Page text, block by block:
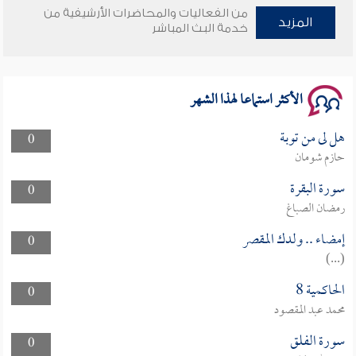
وأمنهم من خوف 9
المزيد
من الفعاليات والمحاضرات الأرشيفية من
خدمة البث المباشر
الأكثر استماعا لهذا الشهر
0 هل لى من توبة
حازم شومان
0
سورة البقرة
رمضان الصباغ
0
إمضاء .. ولدك المقصر
(...)
0
الحاكمية 8
محمد عبد المقصود
0
سورة الفلق